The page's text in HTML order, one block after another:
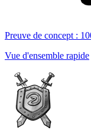
Preuve de concept :
Vue d'ensemble rapide